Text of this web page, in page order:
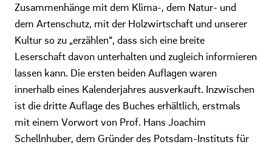
Zusammenhänge mit dem Klima-, dem Natur- und
dem Artenschutz, mit der Holzwirtschaft und unserer
Kultur so zu „erzählen“, dass sich eine breite
Leserschaft davon unterhalten und zugleich informieren
lassen kann. Die ersten beiden Auflagen waren
innerhalb eines Kalenderjahres ausverkauft. Inzwischen
ist die dritte Auflage des Buches erhältlich, erstmals
mit einem Vorwort von Prof. Hans Joachim
Schellnhuber, dem Gründer des Potsdam-Instituts für